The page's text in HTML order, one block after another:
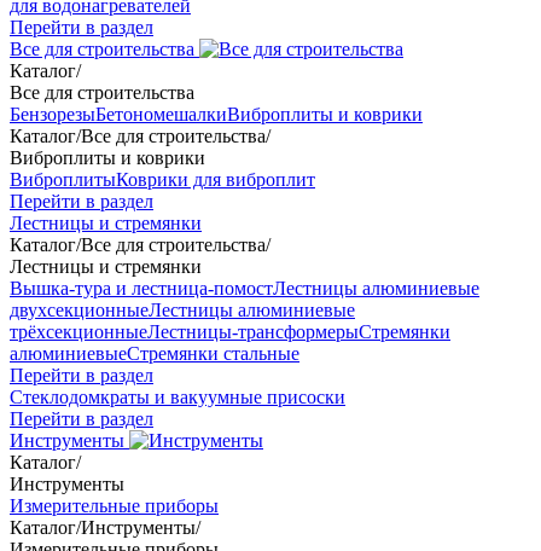
для водонагревателей
Перейти в раздел
Все для строительства
Каталог/
Все для строительства
БензорезыБетономешалкиВиброплиты и коврики
Каталог/Все для строительства/
Виброплиты и коврики
ВиброплитыКоврики для виброплит
Перейти в раздел
Лестницы и стремянки
Каталог/Все для строительства/
Лестницы и стремянки
Вышка-тура и лестница-помостЛестницы алюминиевые
двухсекционныеЛестницы алюминиевые
трёхсекционныеЛестницы-трансформерыСтремянки
алюминиевыеСтремянки стальные
Перейти в раздел
Стеклодомкраты и вакуумные присоски
Перейти в раздел
Инструменты
Каталог/
Инструменты
Измерительные приборы
Каталог/Инструменты/